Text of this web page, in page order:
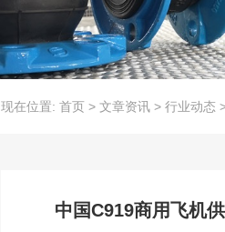
现在位置: 首页 > 文章资讯 > 行业动态
中国C919商用飞机